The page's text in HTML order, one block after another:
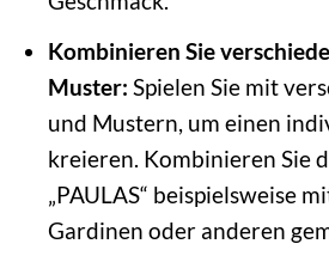
Kombinieren Sie
Muster: Spielen Sie mit
und Mustern, um einen
kreieren. Kombinieren Sie
„PAULAS“ beispielsweise
Gardinen oder anderen